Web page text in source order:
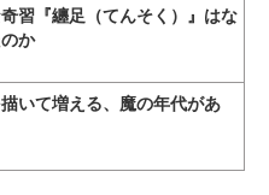
習『纏足（てんそく）』はな
か
いて増える、魔の年代があ